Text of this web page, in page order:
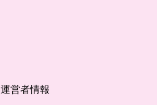
運営者情報